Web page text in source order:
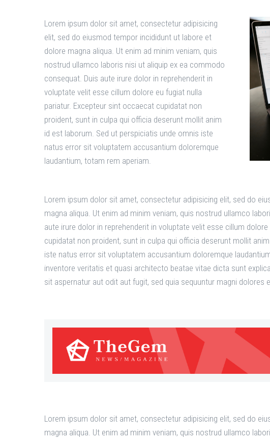
Lorem ipsum dolor sit amet, consectetur adipisicing
elit, sed do eiusmod tempor incididunt ut labore et
dolore magna aliqua. Ut enim ad minim veniam, quis
nostrud ullamco laboris nisi ut aliquip ex ea commodo
consequat. Duis aute irure dolor in reprehenderit in
voluptate velit esse cillum dolore eu fugiat nulla
pariatur. Excepteur sint occaecat cupidatat non
proident, sunt in culpa qui officia deserunt mollit anim
id est laborum. Sed ut perspiciatis unde omnis iste
natus error sit voluptatem accusantium doloremque
laudantium, totam rem aperiam.
Lorem ipsum dolor sit amet, consectetur adipisicing elit, sed do
magna aliqua. Ut enim ad minim veniam, quis nostrud ullamco
aute irure dolor in reprehenderit in voluptate velit esse cillum
cupidatat non proident, sunt in culpa qui officia deserunt mollit
iste natus error sit voluptatem accusantium doloremque
inventore veritatis et quasi architecto beatae vitae dicta sunt
sit aspernatur aut odit aut fugit, sed quia sequuntur magni dolores
Lorem ipsum dolor sit amet, consectetur adipisicing elit, sed do
magna aliqua. Ut enim ad minim veniam, quis nostrud ullamco